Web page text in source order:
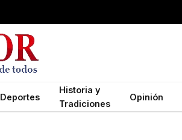
Deportes
Historia y
Tradiciones
Opinión